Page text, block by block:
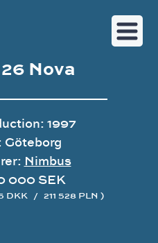
Nova
1997
Göteborg
Nimbus
000 SEK
DKK / 211 528 PLN )